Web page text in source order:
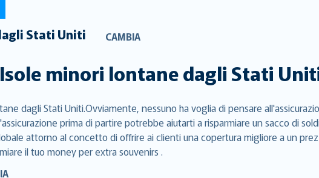
Stati Uniti CAMBIA
Isole minori lontane dagli Stati
dagli Stati Uniti.Ovviamente, nessuno ha voglia di pensare
prima di partire potrebbe aiutarti a risparmiare un sacco di
attorno al concetto di offrire ai clienti una copertura migliore a un
il tuo money per extra souvenirs .